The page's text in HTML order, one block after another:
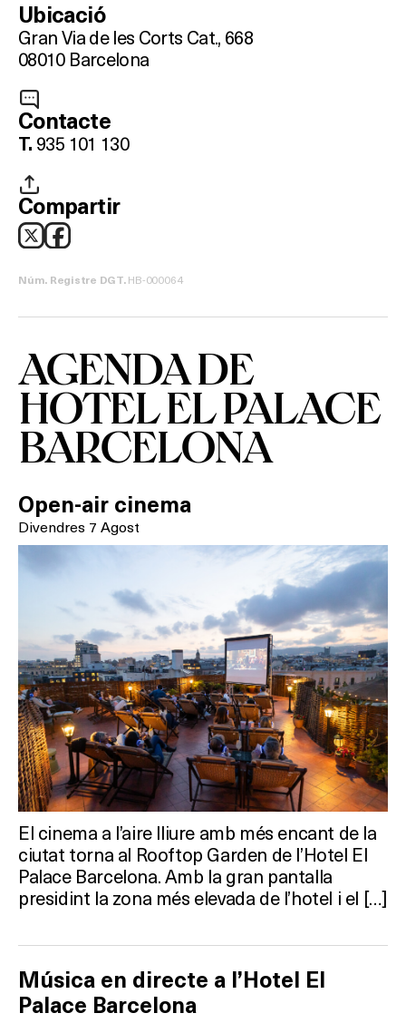
Ubicació
Gran Via de les Corts Cat., 668
08010 Barcelona
Contacte
T. 935 101 130
Compartir
Núm. Registre DGT. HB-000064
AGENDA DE
HOTEL EL PALACE
BARCELONA
Open-air cinema
Divendres 7 Agost
El cinema a l’aire lliure amb més encant de la
ciutat torna al Rooftop Garden de l’Hotel El
Palace Barcelona. Amb la gran pantalla
presidint la zona més elevada de l’hotel i el […]
Música en directe a l’Hotel El
Palace Barcelona